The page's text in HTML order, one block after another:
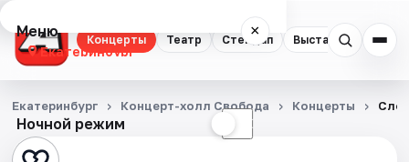
Концерты Театр Стендап Выставки
Меню ×
Екатеринбург
Концерты
Театр
Ночной режим ☾
Екатеринбург Концерт-холл Свобода Концерты